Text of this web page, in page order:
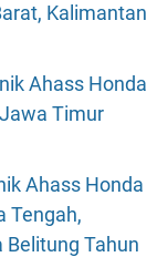
Kalimantan
Ahass Honda
Timur
Ahass Honda
Tengah,
Belitung Tahun